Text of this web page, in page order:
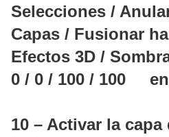
Selecciones /
Capas / Fusionar
Efectos 3D /
0 / 0 / 100 / 100
10 – Activar la capa